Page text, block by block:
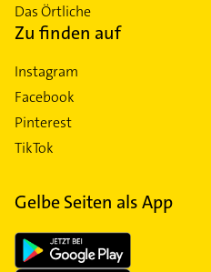
Das Örtliche
Zu finden auf
Instagram
Facebook
Pinterest
TikTok
Gelbe Seiten als App